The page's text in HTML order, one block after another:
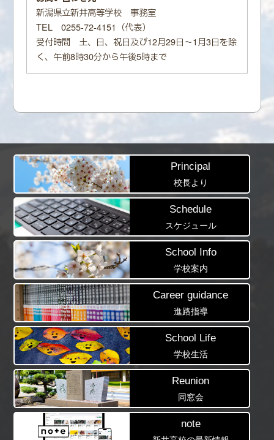
新潟県立新井高等学校 事務室
TEL 0255-72-4151（代表）
受付時間 土、日、祝日及び12月29日～1月3日を除
く、午前8時30分から午後5時まで
Principal
校長より
Schedule
スケジュール
School Info
学校案内
Career guidance
進路指導
School Life
学校生活
Reunion
同窓会
note